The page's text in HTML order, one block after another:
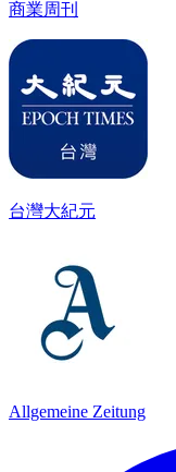
商業周刊
台灣大紀元
Allgemeine Zeitung